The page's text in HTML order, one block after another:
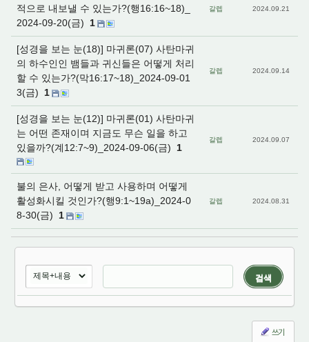
적으로 내보낼 수 있는가?(행16:16~18)_
2024-09-20(금)
1
갈렙 2024.09.21
[성경을 보는 눈(18)] 마귀론(07) 사탄마귀
의 하수인인 뱀들과 귀신들은 어떻게 처리
할 수 있는가?(막16:17~18)_2024-09-01
3(금)
1
갈렙 2024.09.14
[성경을 보는 눈(12)] 마귀론(01) 사탄마귀
는 어떤 존재이며 지금도 무슨 일을 하고
있을까?(계12:7~9)_2024-09-06(금)
1
갈렙 2024.09.07
불의 은사, 어떻게 받고 사용하며 어떻게
활성화시킬 것인가?(행9:1~19a)_2024-0
8-30(금)
1
갈렙 2024.08.31
검색
쓰기